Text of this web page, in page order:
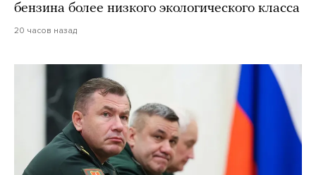
бензина более низкого экологического класса
20 часов назад